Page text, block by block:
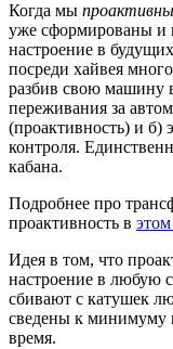
Когда мы проактивны
уже сформированы и
настроение в
посреди хайвея
разбив свою машину
переживания за
(проактивность) и б)
контроля.
кабана.
Подробнее про
проактивность в
Идея в том, что
настроение в любую
сбивают с катушек
сведены к минимуму
время.